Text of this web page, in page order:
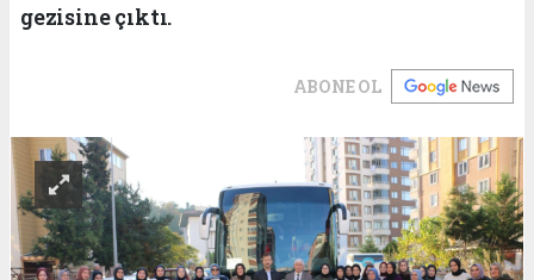
gezisine çıktı.
ABONE OL